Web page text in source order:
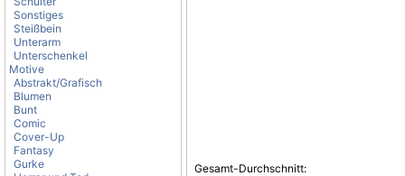
Sonstiges
Steißbein
Unterarm
Unterschenkel
Motive
Abstrakt/Grafisch
Blumen
Bunt
Comic
Cover-Up
Fantasy
Gurke
Gesamt-Durchschnitt: